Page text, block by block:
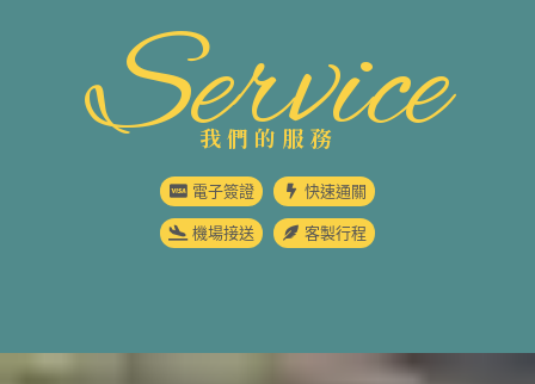
Service
我們的服務
電子簽證 快速通關
機場接送 客製行程